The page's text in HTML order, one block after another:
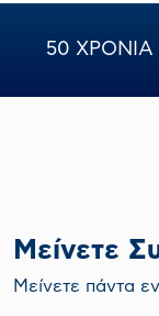
50
Μείνετε
Mείνετε πάντα